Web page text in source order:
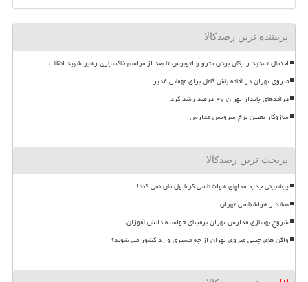
پربیننده ترین رصدکالا
احتمال تمدید رایگان بودن مترو و اتوبوس تا بعد از مراسم خاکسپاری رهبر شهید انقلاب
متروی تهران در آماده باش کامل برای مهمانی غدیر
درآمدهای پایدار تهران ۴۷ درصد رشد کرد
سازوکار تعیین نرخ سرویس مدارس
پربحث ترین رصدکالا
پیشبینی جدید مدلهای هواشناسی گرما ول مان نمی کند!
هشدار هواشناسی تهران
شروع بهسازی مدارس تهران برمبنای خواسته دانش آموزان
واگن های چینی متروی تهران از چه مسیری وارد کشور می شوند؟